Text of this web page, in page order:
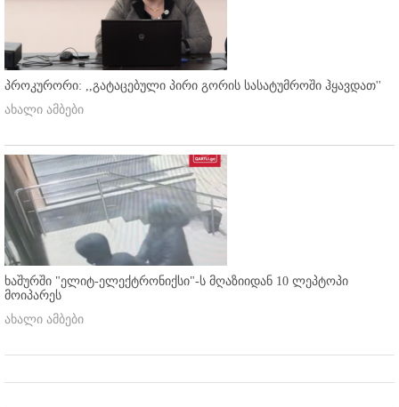
პროკურორი: ,,გატაცებული პირი გორის სასატუმროში ჰყავდათ''
ახალი ამბები
ხაშურში "ელიტ-ელექტრონიქსი"-ს მღაზიიდან 10 ლეპტოპი
მოიპარეს
ახალი ამბები